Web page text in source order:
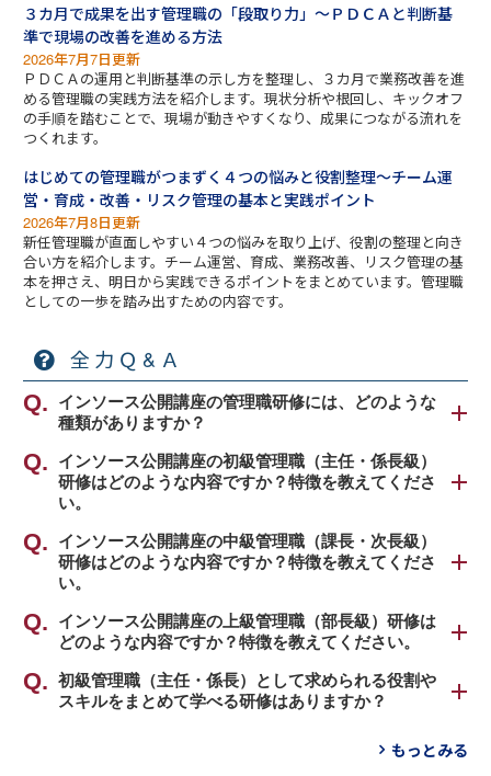
３カ月で成果を出す管理職の「段取り力」～ＰＤＣＡと判断基
準で現場の改善を進める方法
2026年7月7日更新
ＰＤＣＡの運用と判断基準の示し方を整理し、３カ月で業務改善を進
める管理職の実践方法を紹介します。現状分析や根回し、キックオフ
の手順を踏むことで、現場が動きやすくなり、成果につながる流れを
つくれます。
はじめての管理職がつまずく４つの悩みと役割整理～チーム運
営・育成・改善・リスク管理の基本と実践ポイント
2026年7月8日更新
新任管理職が直面しやすい４つの悩みを取り上げ、役割の整理と向き
合い方を紹介します。チーム運営、育成、業務改善、リスク管理の基
本を押さえ、明日から実践できるポイントをまとめています。管理職
としての一歩を踏み出すための内容です。
全力Ｑ&Ａ
インソース公開講座の管理職研修には、どのような
種類がありますか？
インソースでは、求められる役割に応じて管理職の
階層をさらに細分化して、下記のように区分して考
えております。
・初級管理職（主任・係長級）
・中級管理職（課長・次長級）
・上級管理職（部長級）
それぞれの階層にとって最適な役割認識の研修に加
え、管理職として一貫して必要な共通スキル系の研
修など、部下・後輩指導から組織づくりまで幅広い
インソース公開講座の初級管理職（主任・係長級）
研修はどのような内容ですか？特徴を教えてくださ
い。
弊社公開講座の初級管理職（主任・係長級）研修
は、
「プレイヤーからマネージャーへ意識転換し、チー
ムをまとめ、部下一人ひとりを育成しつつ、成果を
あげる」
をテーマとして、幅広い内容のプログラムをご用意
しております。
①役割認識、総合的に求められるスキル（マネジメ
インソース公開講座の中級管理職（課長・次長級）
研修はどのような内容ですか？特徴を教えてくださ
い。
弊社公開講座の中級管理職（課長・次長級）研修
は、
「経営陣のビジョン・方針をどのように実現するか
を考え、課のミッションとして実行する」
類をテーマとして、幅広い内容のプログラムをご用
インソース公開講座の上級管理職（部長級）研修は
どのような内容ですか？特徴を教えてください。
弊社公開講座の上級管理職（部長級）研修は、
「経営判断をサポートする役割を担い、現場に方針
初級管理職（主任・係長）として求められる役割や
スキルをまとめて学べる研修はありますか？
段取り研修～管理職としての基本的マネジメント
もっとみる